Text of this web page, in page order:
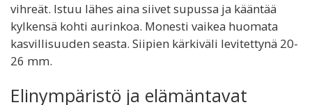
vihreät. Istuu lähes aina siivet supussa ja kääntää
kylkensä kohti aurinkoa. Monesti vaikea huomata
kasvillisuuden seasta. Siipien kärkiväli levitettynä 20-
26 mm.
Elinympäristö ja elämäntavat